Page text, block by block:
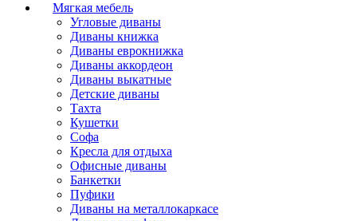
Мягкая мебель
Угловые диваны
Диваны книжка
Диваны еврокнижка
Диваны аккордеон
Диваны выкатные
Детские диваны
Тахта
Кушетки
Софа
Кресла для отдыха
Офисные диваны
Банкетки
Пуфики
Диваны на металлокаркасе